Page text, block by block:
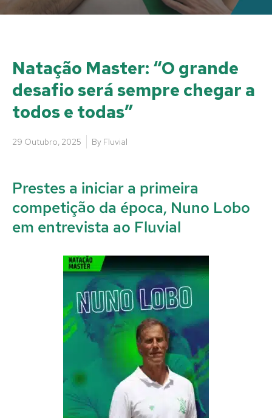
Natação Master: “O grande
desafio será sempre chegar a
todos e todas”
29 Outubro, 2025 By Fluvial
Prestes a iniciar a primeira
competição da época, Nuno Lobo
em entrevista ao Fluvial